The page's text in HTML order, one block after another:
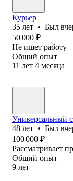
Курьер
35 лет • Был
50 000 ₽
Не ищет работу
Общий опыт
11 лет 4 месяца
Универсальный
48 лет • Был
100 000 ₽
Рассматривает
Общий опыт
9 лет